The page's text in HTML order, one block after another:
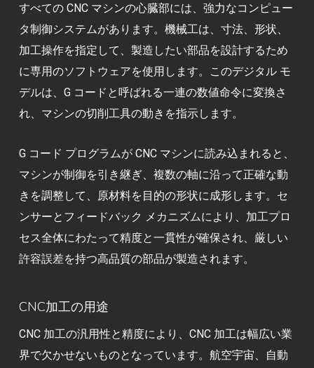
すべての CNC マシンの心臓部には、強力なコンピュー
タ制御システムがあります。機械工は、寸法、形状、
加工操作を指定して、製造したい部品を設計するため
に専用のソフトウェアを使用します。このデジタル モ
デルは、G コードと呼ばれる一連の数値命令に変換さ
れ、マシンの切削工具の動きを指示します。
G コード プログラムが CNC マシンに読み込まれると、
マシンが制御を引き継ぎ、複数の軸に沿って正確な動
きを調整して、原材料を目的の形状に成形します。セ
ンサーとフィードバック メカニズムにより、加工プロ
セス全体にわたって精度と一貫性が確保され、厳しい
許容誤差を持つ高品質の部品が製造されます。
CNC加工の用途
CNC 加工の汎用性と精度により、CNC 加工は幅広い業
界で欠かせないものとなっています。航空宇宙、自動